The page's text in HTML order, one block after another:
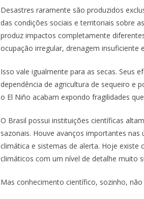
Desastres raramente são produzidos
das condições sociais e territoriais sobre
produz impactos completamente
ocupação irregular, drenagem insuficiente
Isso vale igualmente para as secas. Seus
dependência de agricultura de sequeiro e
o El Niño acabam expondo fragilidades
O Brasil possui instituições científicas
sazonais. Houve avanços importantes
climática e sistemas de alerta. Hoje existe
climáticos com um nível de detalhe muito
Mas conhecimento científico, sozinho, não